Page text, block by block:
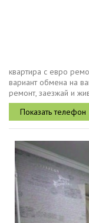
квартира с евро
вариант обмена на
ремонт, заезжай и
меняны, выходят на
студента, пары или...